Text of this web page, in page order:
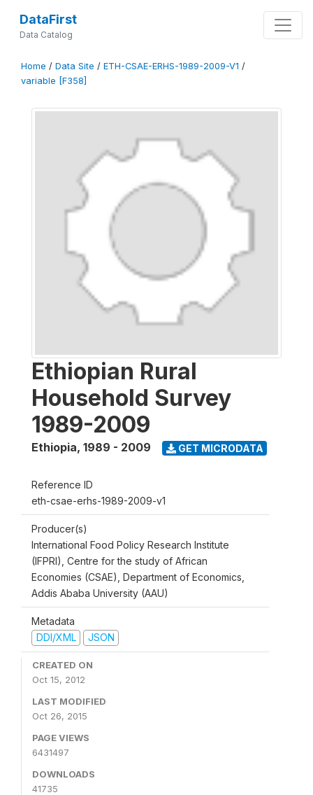
DataFirst
Data Catalog
Home / Data Site / ETH-CSAE-ERHS-1989-2009-V1 /
variable [F358]
Ethiopian Rural
Household Survey
1989-2009
Ethiopia, 1989 - 2009 GET MICRODATA
Reference ID
eth-csae-erhs-1989-2009-v1
Producer(s)
International Food Policy Research Institute
(IFPRI), Centre for the study of African
Economies (CSAE), Department of Economics,
Addis Ababa University (AAU)
Metadata
DDI/XML
JSON
CREATED ON
Oct 15, 2012
LAST MODIFIED
Oct 26, 2015
PAGE VIEWS
6431497
DOWNLOADS
41735